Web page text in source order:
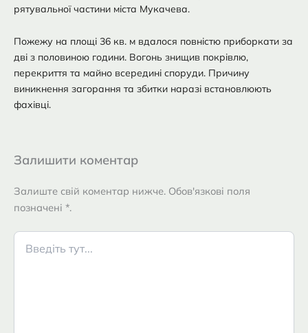
рятувальної частини міста Мукачева.
Пожежу на площі 36 кв. м вдалося повністю приборкати за
дві з половиною години. Вогонь знищив покрівлю,
перекриття та майно всередині споруди. Причину
виникнення загорання та збитки наразі встановлюють
фахівці.
Залишити коментар
Залиште свій коментар нижче. Обов'язкові поля
позначені *.
Введіть
тут...